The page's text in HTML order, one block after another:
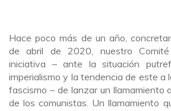
Hace poco más de un año,
de abril de 2020, nuestro
iniciativa – ante la situación
imperialismo y la tendencia de este a
fascismo – de lanzar un llamamiento
de los comunistas. Un llamamiento